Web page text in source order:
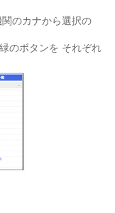
のカナから選択の
のボタンを それぞれ